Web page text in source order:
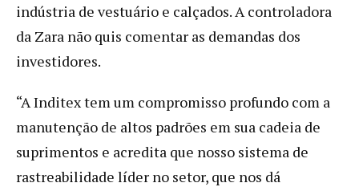
indústria de vestuário e calçados. A controladora
da Zara não quis comentar as demandas dos
investidores.
“A Inditex tem um compromisso profundo com a
manutenção de altos padrões em sua cadeia de
suprimentos e acredita que nosso sistema de
rastreabilidade líder no setor, que nos dá